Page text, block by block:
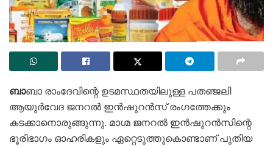
ബാബാ രാംദേവിന്റെ ഉടമസ്ഥതയിലുള്ള പതഞ്ജലി
ആയുര്‍വേദ ജനറല്‍ ഇന്‍ഷുറന്‍സ് രംഗത്തേക്കും
കടക്കാനൊരുങ്ങുന്നു. മാഗ്മ ജനറല്‍ ഇന്‍ഷുറന്‍സിന്റെ
ഭൂരിഭാഗം ഓഹരികളും ഏറ്റെടുത്തുകൊണ്ടാണ് പുതിയ